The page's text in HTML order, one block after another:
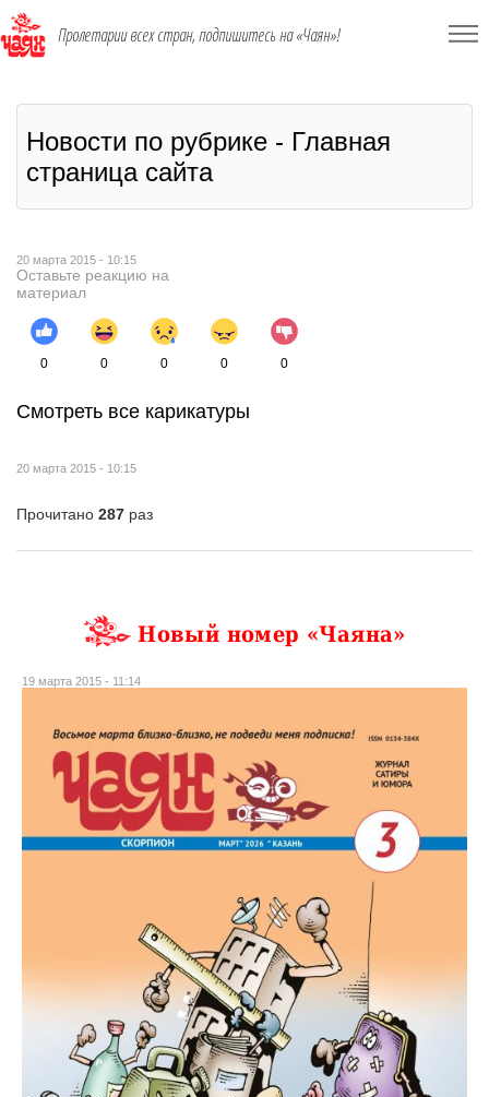
Пролетарии всех стран, подпишитесь на «Чаян»!
Новости по рубрике - Главная
страница сайта
20 марта 2015 - 10:15
Оставьте реакцию на
материал
0 0 0 0 0
Смотреть все карикатуры
20 марта 2015 - 10:15
Прочитано 287 раз
Новый номер «Чаяна»
19 марта 2015 - 11:14